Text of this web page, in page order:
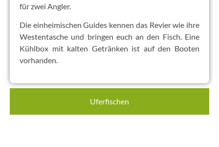
Uferfischen
für zwei Angler.
Die einheimischen Guides kennen das Revier wie ihre
Westentasche und bringen euch an den Fisch. Eine
Kühlbox mit kalten Getränken ist auf den Booten
vorhanden.